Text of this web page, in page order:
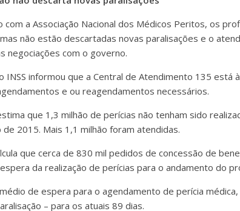
com a Associação Nacional dos Médicos Peritos, os
não estão descartadas novas paralisações e o
negociações com o governo.
INSS informou que a Central de Atendimento 135 está
e ou reagendamentos necessários.
que 1,3 milhão de perícias não tenham sido
2015. Mais 1,1 milhão foram atendidas.
que cerca de 830 mil pedidos de concessão de
da realização de perícias para o andamento do
de espera para o agendamento de perícia
– para os atuais 89 dias.